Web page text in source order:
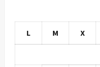
L M X